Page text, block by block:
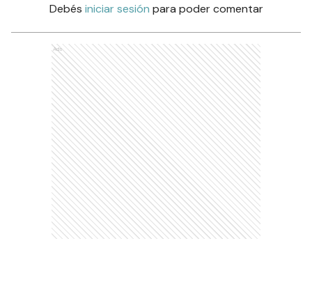
Debés iniciar sesión para poder comentar
Ads